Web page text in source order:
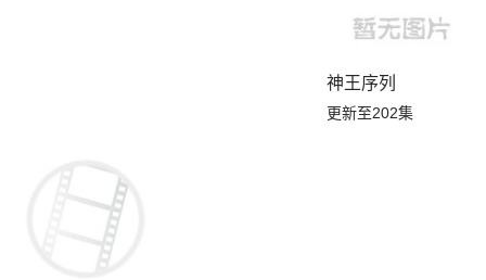
神王序列
更新至202集